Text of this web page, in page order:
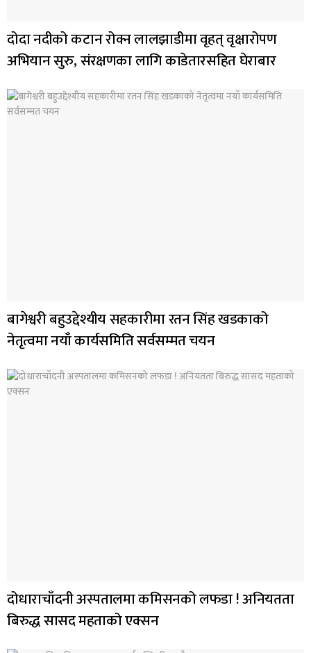
दोदा नदीको कटान रोक्न लालझाडीमा वृहत् वृक्षारोपण
अभियान सुरु, संरक्षणका लागि काडेतारसहित घेराबार
बागेश्वरी बहुउद्देश्यीय सहकारीमा रतन सिंह खडकाको
नेतृत्वमा नयाँ कार्यसमिति सर्वसम्मत चयन
दोधाराचाँदनी अस्पतालमा कमिसनको लफडा ! अनियतता
बिरुद्ध सासद महताको एक्सन